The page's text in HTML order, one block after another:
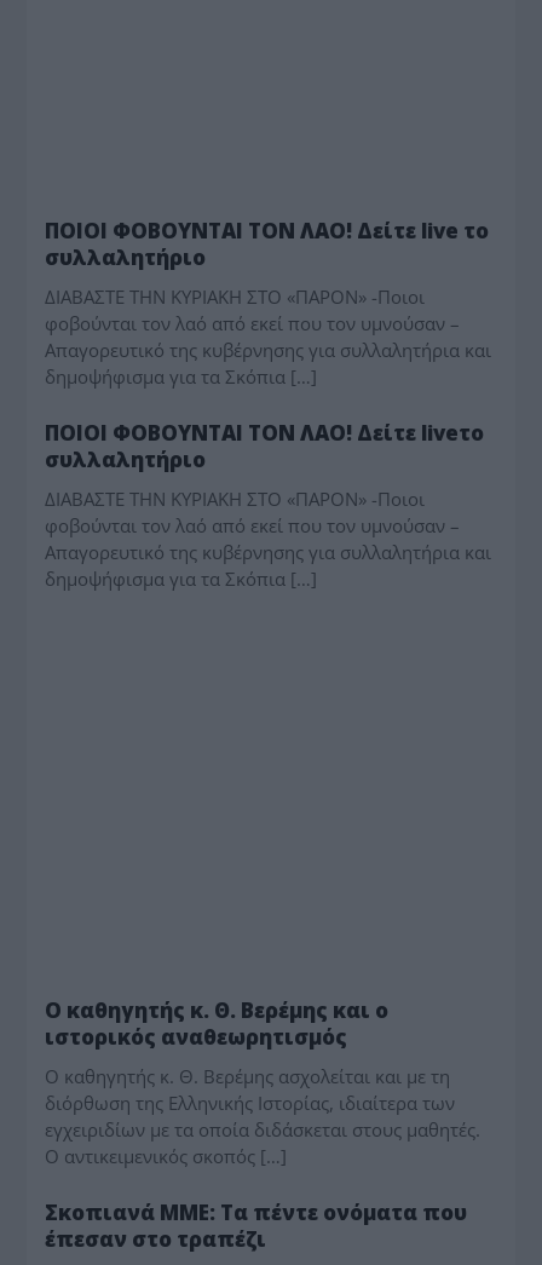
ΠΟΙΟΙ ΦΟΒΟΥΝΤΑΙ ΤΟΝ ΛΑΟ! Δείτε live το
συλλαλητήριο
ΔΙΑΒΑΣΤΕ ΤΗΝ ΚΥΡΙΑΚΗ ΣΤΟ «ΠΑΡΟΝ» -Ποιοι
φοβούνται τον λαό από εκεί που τον υμνούσαν –
Απαγορευτικό της κυβέρνησης για συλλαλητήρια και
δημοψήφισμα για τα Σκόπια […]
ΠΟΙΟΙ ΦΟΒΟΥΝΤΑΙ ΤΟΝ ΛΑΟ! Δείτε liveτο
συλλαλητήριο
ΔΙΑΒΑΣΤΕ ΤΗΝ ΚΥΡΙΑΚΗ ΣΤΟ «ΠΑΡΟΝ» -Ποιοι
φοβούνται τον λαό από εκεί που τον υμνούσαν –
Απαγορευτικό της κυβέρνησης για συλλαλητήρια και
δημοψήφισμα για τα Σκόπια […]
Ο καθηγητής κ. Θ. Βερέμης και ο
ιστορικός αναθεωρητισμός
Ο καθηγητής κ. Θ. Βερέμης ασχολείται και με τη
διόρθωση της Ελληνικής Ιστορίας, ιδιαίτερα των
εγχειριδίων με τα οποία διδάσκεται στους μαθητές.
Ο αντικειμενικός σκοπός […]
Σκοπιανά ΜΜΕ: Τα πέντε ονόματα που
έπεσαν στο τραπέζι